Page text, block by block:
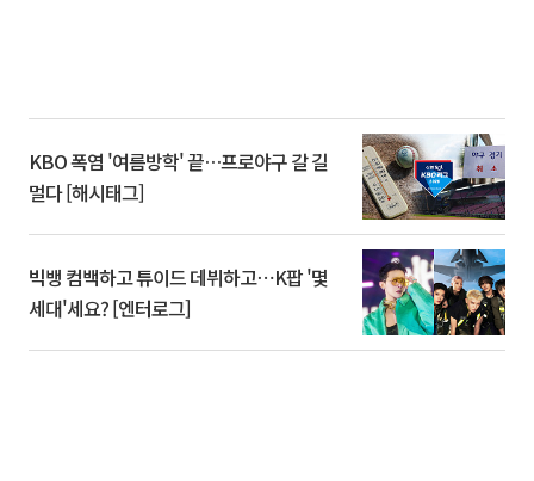
KBO 폭염 '여름방학' 끝…프로야구 갈 길
멀다 [해시태그]
빅뱅 컴백하고 튜이드 데뷔하고⋯K팝 '몇
세대'세요? [엔터로그]